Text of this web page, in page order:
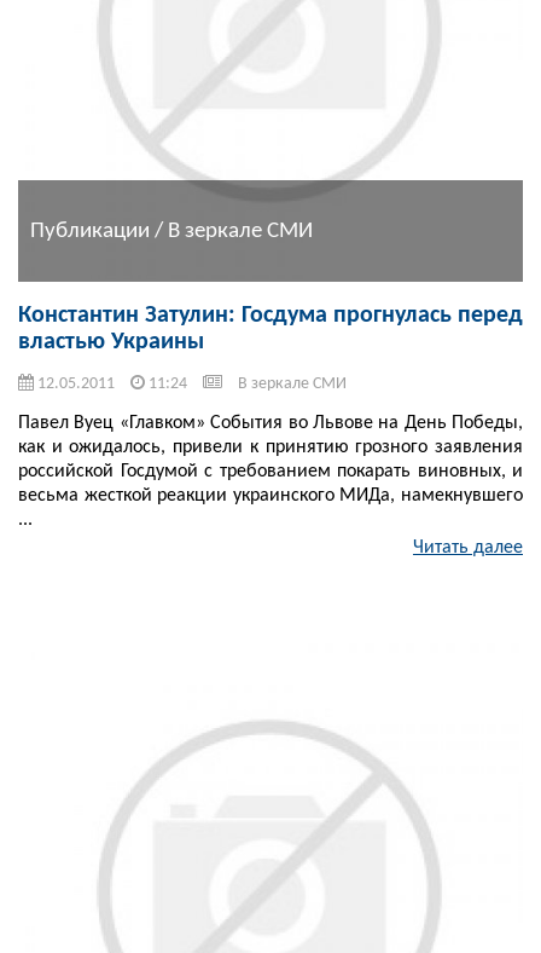
Публикации / В зеркале СМИ
Константин Затулин: Госдума прогнулась перед
властью Украины
12.05.2011 11:24 В зеркале СМИ
Павел Вуец «Главком» События во Львове на День Победы,
как и ожидалось, привели к принятию грозного заявления
российской Госдумой с требованием покарать виновных, и
весьма жесткой реакции украинского МИДа, намекнувшего
...
Читать далее